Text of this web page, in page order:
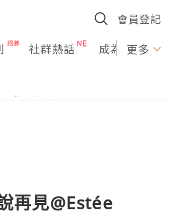
會員登記
社群熱話 成為U更多
再見@Estée